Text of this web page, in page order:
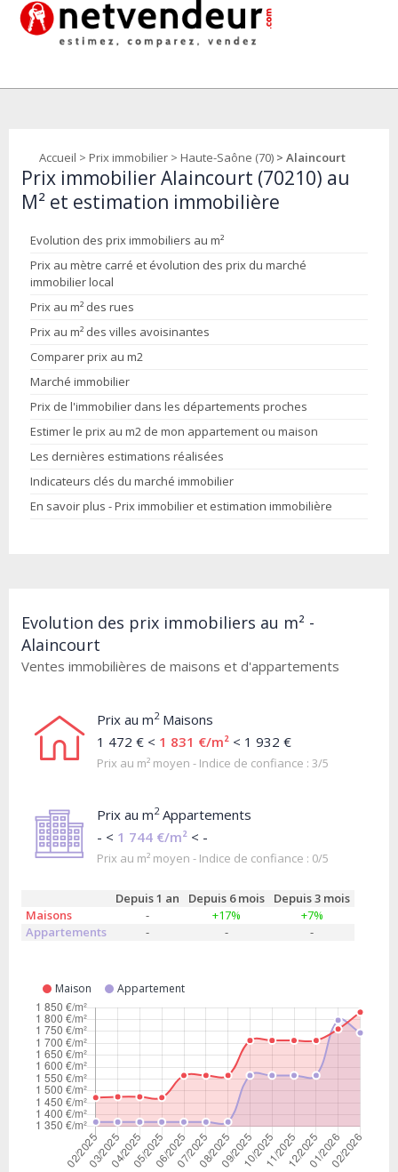
Accueil > Prix immobilier > Haute-Saône (70) > Alaincourt
Prix immobilier Alaincourt (70210) au
M² et estimation immobilière
Evolution des prix immobiliers au m²
Prix au mètre carré et évolution des prix du marché
immobilier local
Prix au m² des rues
Prix au m² des villes avoisinantes
Comparer prix au m2
Marché immobilier
Prix de l'immobilier dans les départements proches
Estimer le prix au m2 de mon appartement ou maison
Les dernières estimations réalisées
Indicateurs clés du marché immobilier
En savoir plus - Prix immobilier et estimation immobilière
Evolution des prix immobiliers au m² -
Alaincourt
Ventes immobilières de maisons et d'appartements
Prix au m2Maisons
1 472 € < 1 831 €/m² < 1 932 €
Prix au m² moyen - Indice de confiance : 3/5
Prix au m2Appartements
- < 1 744 €/m² < -
Prix au m² moyen - Indice de confiance : 0/5
Depuis 1 an Depuis 6 mois
Depuis 3 mois
Maisons
- +17%
+7%
Appartements
- - -
Maison Appartement